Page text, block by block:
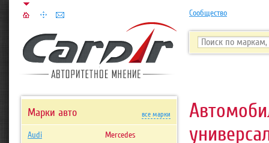
Сообщество
Марки авто все марки
Audi Mercedes